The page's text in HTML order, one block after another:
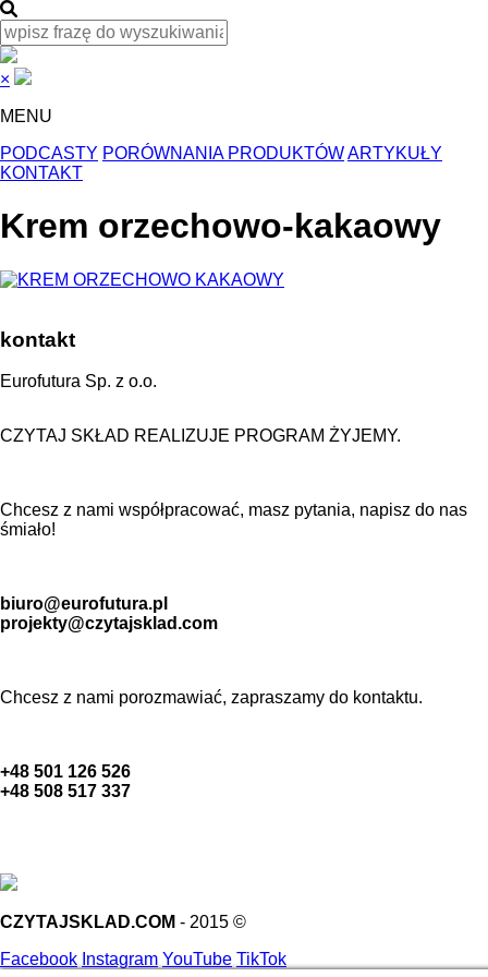
×
MENU
PODCASTY PORÓWNANIA PRODUKTÓWARTYKUŁY
KONTAKT
Krem orzechowo-kakaowy
kontakt
Eurofutura Sp. z o.o.
CZYTAJ SKŁAD REALIZUJE PROGRAM ŻYJEMY.
Chcesz z nami współpracować, masz pytania, napisz do nas
śmiało!
biuro@eurofutura.pl
projekty@czytajsklad.com
Chcesz z nami porozmawiać, zapraszamy do kontaktu.
+48 501 126 526
+48 508 517 337
CZYTAJSKLAD.COM - 2015 ©
Facebook Instagram YouTube TikTok